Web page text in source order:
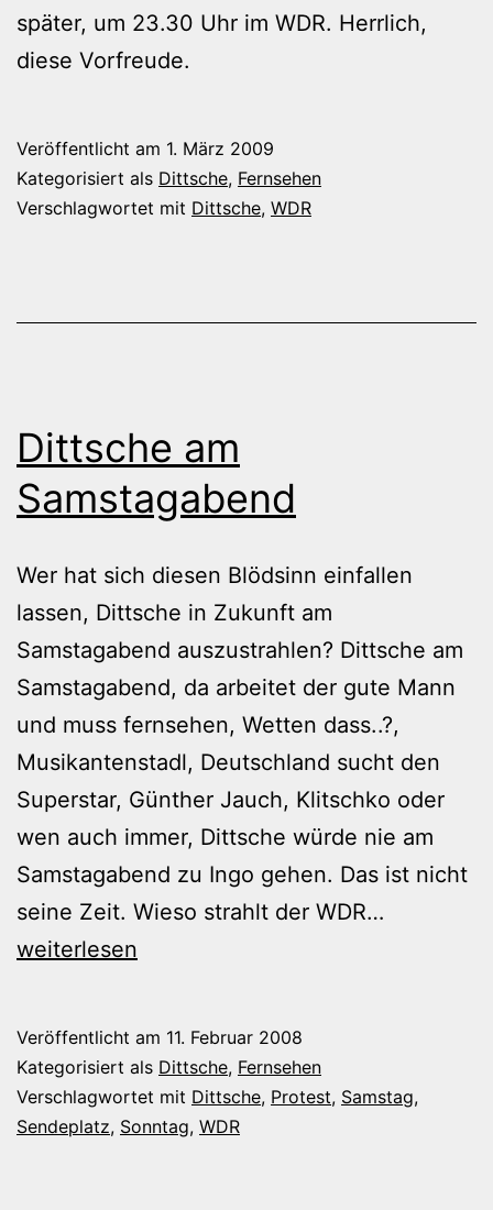
später, um 23.30 Uhr im WDR. Herrlich,
diese Vorfreude.
Veröffentlicht am 1. März 2009
Kategorisiert als Dittsche, Fernsehen
Verschlagwortet mit Dittsche, WDR
Dittsche am
Samstagabend
Wer hat sich diesen Blödsinn einfallen
lassen, Dittsche in Zukunft am
Samstagabend auszustrahlen? Dittsche am
Samstagabend, da arbeitet der gute Mann
und muss fernsehen, Wetten dass..?,
Musikantenstadl, Deutschland sucht den
Superstar, Günther Jauch, Klitschko oder
wen auch immer, Dittsche würde nie am
Samstagabend zu Ingo gehen. Das ist nicht
seine Zeit. Wieso strahlt der WDR…
weiterlesen
Veröffentlicht am 11. Februar 2008
Kategorisiert als Dittsche, Fernsehen
Verschlagwortet mit Dittsche, Protest, Samstag,
Sendeplatz, Sonntag, WDR